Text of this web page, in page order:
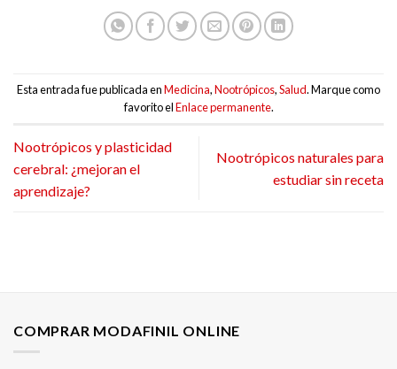
Esta entrada fue publicada enMedicina,Nootrópicos,Salud. Marque como
favorito elEnlace permanente.
Nootrópicos y plasticidad
cerebral: ¿mejoran el
aprendizaje?
Nootrópicos naturales para
estudiar sin receta
COMPRAR MODAFINIL ONLINE